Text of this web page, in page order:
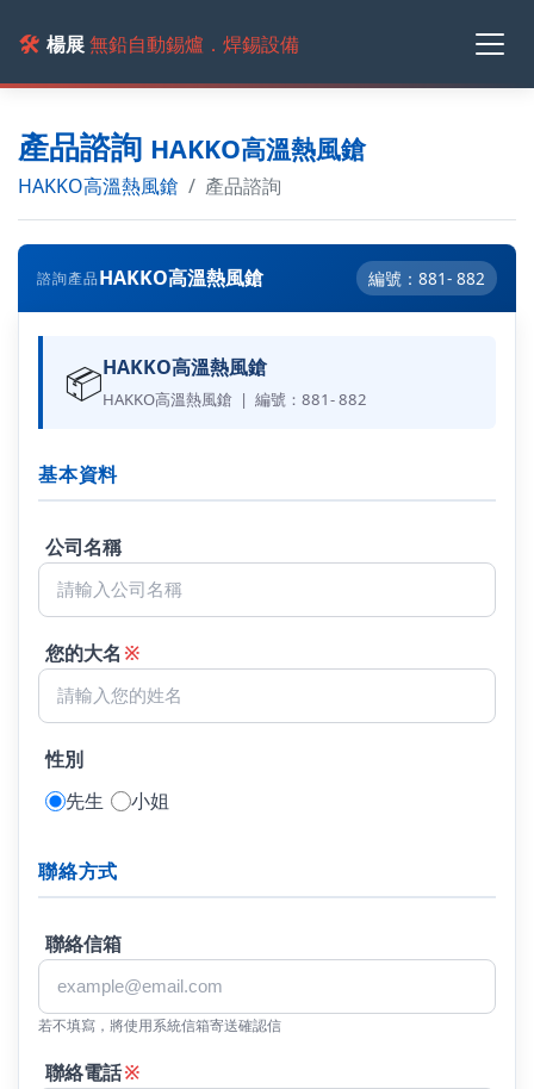
🛠️ 楊展無鉛自動錫爐．焊錫設備
產品諮詢 HAKKO高溫熱風鎗
HAKKO高溫熱風鎗 產品諮詢
諮詢產品HAKKO高溫熱風鎗 編號：881- 882
📦HAKKO高溫熱風鎗
HAKKO高溫熱風鎗 | 編號：881- 882
基本資料
公司名稱
您的大名 ※
性別
先生
小姐
聯絡方式
聯絡信箱
若不填寫，將使用系統信箱寄送確認信
聯絡電話※